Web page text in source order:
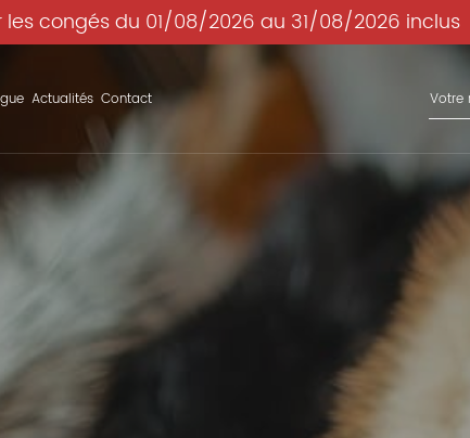
congés du 01/08/2026 au 31/08/2026 inclus
Actualités Contact